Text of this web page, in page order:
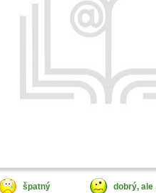
špatný dobrý, ale